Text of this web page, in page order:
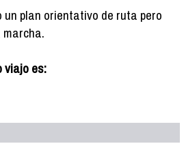
plan orientativo de ruta pero
viajo es: